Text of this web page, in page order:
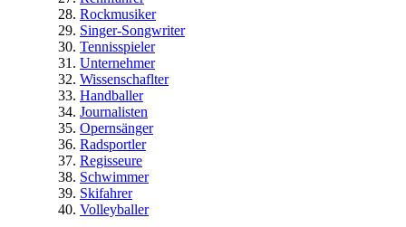
Rockmusiker
Singer-Songwriter
Tennisspieler
Unternehmer
Wissenschaflter
Handballer
Journalisten
Opernsänger
Radsportler
Regisseure
Schwimmer
Skifahrer
Volleyballer